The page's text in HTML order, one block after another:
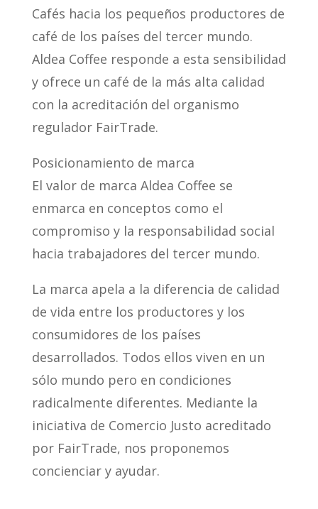
Cafés hacia los pequeños productores de
café de los países del tercer mundo.
Aldea Coffee responde a esta sensibilidad
y ofrece un café de la más alta calidad
con la acreditación del organismo
regulador FairTrade.
Posicionamiento de marca
El valor de marca Aldea Coffee se
enmarca en conceptos como el
compromiso y la responsabilidad social
hacia trabajadores del tercer mundo.
La marca apela a la diferencia de calidad
de vida entre los productores y los
consumidores de los países
desarrollados. Todos ellos viven en un
sólo mundo pero en condiciones
radicalmente diferentes. Mediante la
iniciativa de Comercio Justo acreditado
por FairTrade, nos proponemos
concienciar y ayudar.